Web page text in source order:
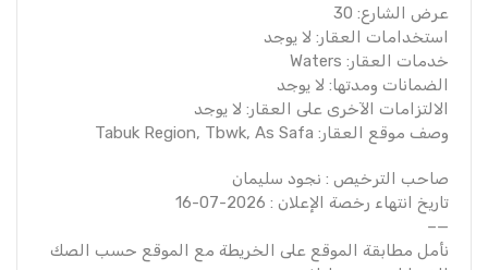
عرض الشارع: 30
استخدامات العقار: لا يوجد
خدمات العقار: Waters
الضمانات ومدتها: لا يوجد
الالتزامات الآخرى على العقار: لا يوجد
وصف موقع العقار: Tabuk Region, Tbwk, As Safa
صاحب الترخيص : نجود سليمان
تاريخ انتهاء رخصة الإعلان : 2026-07-16
—–
نأمل مطابقة الموقع على الخريطة مع الموقع حسب الصك